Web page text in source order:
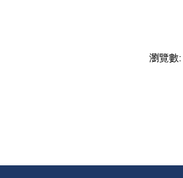
瀏覽數: